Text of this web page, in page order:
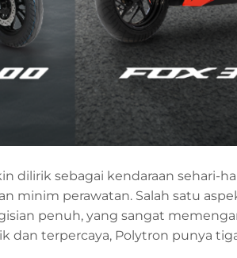
dilirik sebagai kendaraan sehari-
minim perawatan. Salah satu
penuh, yang sangat
dan terpercaya, Polytron punya